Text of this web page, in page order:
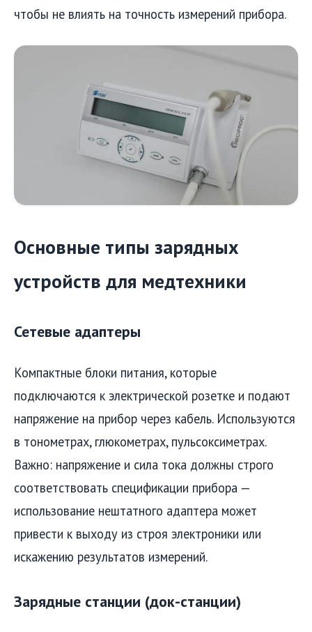
чтобы не влиять на точность измерений прибора.
Основные типы зарядных
устройств для медтехники
Сетевые адаптеры
Компактные блоки питания, которые
подключаются к электрической розетке и подают
напряжение на прибор через кабель. Используются
в тонометрах, глюкометрах, пульсоксиметрах.
Важно: напряжение и сила тока должны строго
соответствовать спецификации прибора —
использование нештатного адаптера может
привести к выходу из строя электроники или
искажению результатов измерений.
Зарядные станции (док-станции)